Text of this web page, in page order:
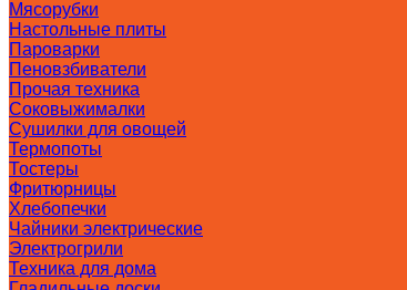
Мясорубки
Настольные плиты
Пароварки
Пеновзбиватели
Прочая техника
Соковыжималки
Сушилки для овощей
Термопоты
Тостеры
Фритюрницы
Хлебопечки
Чайники электрические
Электрогрили
Техника для дома